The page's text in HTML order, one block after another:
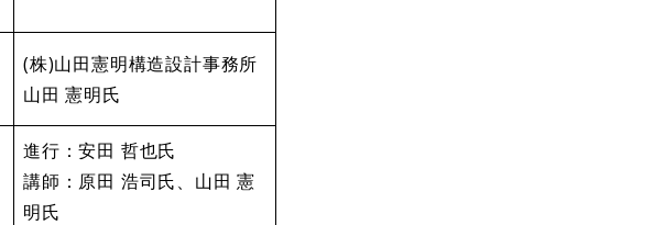
(株)山田憲明構造設計事務所
​山田 憲明氏
進行：安田 哲也氏
講師：原田 浩司氏、山田 憲
明氏